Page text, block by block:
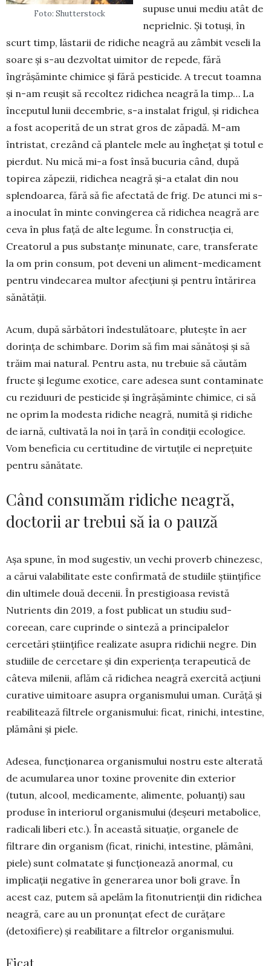
Foto: Shutterstock
supuse unui mediu atât de
neprielnic. Și totuși, în
scurt timp, lăstarii de ridiche neagră au zâmbit veseli la
soare și s-au dezvoltat uimitor de repede, fără
îngrășăminte chimice și fără pesticide. A trecut toamna
și n-am reușit să recoltez ridichea neagră la timp… La
începutul lunii decembrie, s-a instalat fri­gul, și ridichea
a fost aco­perită de un strat gros de zăpadă. M-am
întris­tat, cre­zând că plantele mele au în­ghețat și totul e
pierdut. Nu mică mi-a fost însă bucu­ria când, după
topirea zăpe­zii, ridichea neagră și-a etalat din nou
splendoarea, fără să fie afectată de frig. De a­tunci mi s-
a inoculat în min­te con­vingerea că ridichea neagră are
ceva în plus față de alte legume. În construc­ția ei,
Creatorul a pus sub­stanțe mi­nunate, care, trans­fe­rate
la om prin consum, pot deveni un ali­ment-medica­ment
pentru vindecarea multor afec­țiuni și pentru întărirea
sănătății.
Acum, după sărbători îndestulătoare, plutește în aer
dorința de schimbare. Dorim să fim mai sănătoși și să
trăim mai natural. Pentru asta, nu trebuie să căutăm
fructe și legume exotice, care adesea sunt contaminate
cu reziduuri de pesticide și îngrășăminte chimice, ci să
ne oprim la mo­desta ridiche neagră, numită și ridiche
de iarnă, cultivată la noi în țară în condiții ecologice.
Vom beneficia cu certitudine de virtuțile ei neprețuite
pentru sănătate.
Când consumăm ridiche neagră,
doctorii ar trebui să ia o pauză
Așa spune, în mod sugestiv, un vechi proverb chinezesc,
a cărui valabilitate este confirmată de studiile științifice
din ultimele două decenii. În prestigioasa revistă
Nutrients din 2019, a fost publicat un studiu sud-
coreean, care cuprinde o sin­teză a principalelor
cercetări științifice reali­zate asupra ridichii negre. Din
studiile de cer­cetare și din experiența terapeutică de
câteva milenii, aflăm că ridichea neagră exercită acțiuni
curative uimitoare asupra organismului uman. Curăță și
reabilitează filtrele organismului: ficat, rinichi, intestine,
plămâni și piele.
Adesea, funcționarea organismului nostru este alterată
de acumularea unor toxine provenite din exterior
(tutun, alcool, medicamente, alimente, poluanți) sau
produse în interiorul organismului (deșeuri metabolice,
radicali liberi etc.). În aceas­tă situație, organele de
filtrare din organism (ficat, rinichi, intestine, plămâni,
piele) sunt colmatate și funcționează anormal, cu
implicații negative în generarea unor boli grave. În
acest caz, putem să apelăm la fitonutrienții din ridichea
neagră, care au un pronunțat efect de curățare
(detoxifiere) și reabilitare a filtrelor organismului.
Ficat